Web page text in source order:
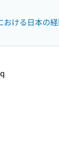
おける日本の